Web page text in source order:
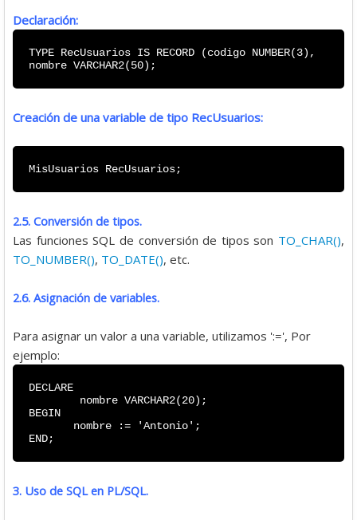
Declaración:
TYPE RecUsuarios IS RECORD (codigo NUMBER(3),
nombre VARCHAR2(50);
Creación de una variable de tipo RecUsuarios:
MisUsuarios RecUsuarios;
2.5. Conversión de tipos.
Las funciones SQL de conversión de tipos son TO_CHAR(),
TO_NUMBER(), TO_DATE(), etc.
2.6. Asignación de variables.
Para asignar un valor a una variable, utilizamos ':=', Por
ejemplo:
DECLARE
nombre VARCHAR2(20);
BEGIN
nombre := 'Antonio';
END;
3. Uso de SQL en PL/SQL.